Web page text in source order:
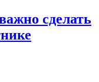
сделать